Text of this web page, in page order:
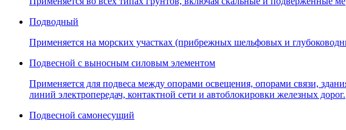
Подводный
Применяется на морских участках (прибрежных шельфовых и
Подвесной с выносным силовым элементом
Применяется для подвеса между опорами освещения, опорами связи,
линий электропередач, контактной сети и автоблокировки железных дорог.
Подвесной самонесущий